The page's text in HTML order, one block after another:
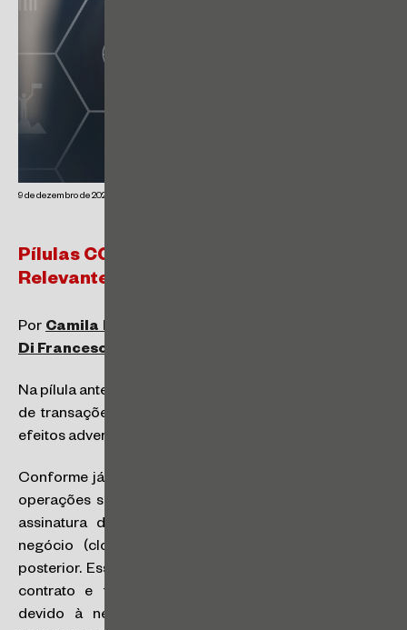
9 de dezembro de 2025
Pílulas CGM de M&A: Efeitos Adversos
Relevantes
Por Camila Magami Cardinale
Di Francesco
Na pílula anterior, tratamos de indenizações no contexto
de transações de M&A. Passamos a cuidar, agora, de
efeitos adversos relevantes em transações de M&A.
Conforme já comentamos em pílulas anteriores, muitas
operações são estruturadas em duas etapas distintas:
assinatura do contrato (signing) e consumação do
negócio (closing), que pode ocorrer em momento
posterior. Essa separação entre assinatura (
contrato e fechamento (
devido à necessidade de aprovações regulatórias,